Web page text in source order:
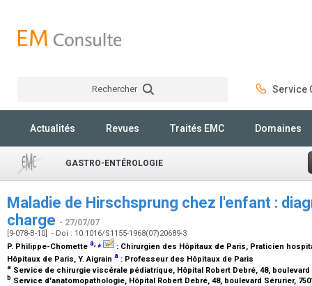
Rechercher Service
Actualités Revues Traités EMC Domaines
GASTRO-ENTÉROLOGIE
Maladie de Hirschsprung chez l'enfant :
charge - 27/07/07
[9-078-B-10] - Doi : 10.1016/S1155-1968(07)20689-3
P. Philippe-Chomette a,⁎ : Chirurgien des Hôpitaux de Paris, Praticien
Hôpitaux de Paris, Y. Aigrain a : Professeur des Hôpitaux de Paris
a Service de chirurgie viscérale pédiatrique, Hôpital Robert Debré, 48, boulevard
b Service d'anatomopathologie, Hôpital Robert Debré, 48, boulevard Sérurier,